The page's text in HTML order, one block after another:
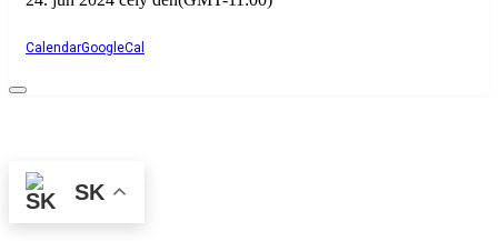
CalendarGoogleCal
SK